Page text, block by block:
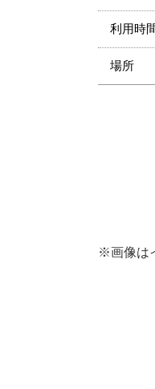
利用時
場所
※画像は